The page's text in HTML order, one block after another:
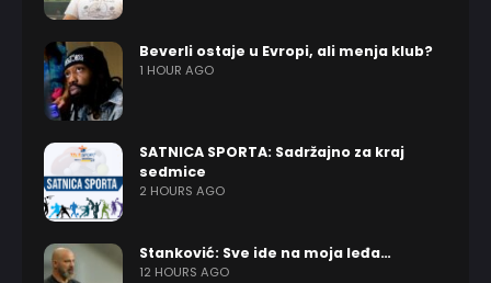
Beverli ostaje u Evropi, ali menja klub?
1 HOUR AGO
SATNICA SPORTA: Sadržajno za kraj
sedmice
2 HOURS AGO
Stanković: Sve ide na moja leđa…
12 HOURS AGO